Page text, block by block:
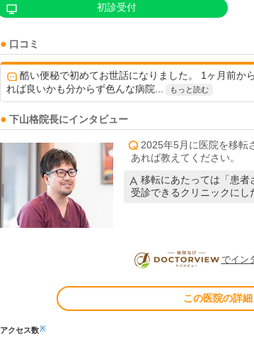
初診受付
口コミ
酷い便秘で初めてお世話になりました。 1ヶ月前か
れば良いかも分からず色んな病院...
もっと読む
下山格院長にインタビュー
2025年5月に医院を移転
あれば教えてください。
移転にあたっては「患者
受診できるクリニックに
でイン
この医院の詳
アクセス数※